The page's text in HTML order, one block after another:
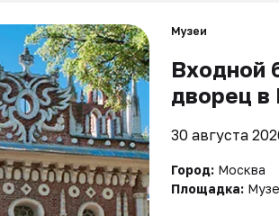
Музеи
Входной
дворец в
30 августа
Город: Москва
Площадка: